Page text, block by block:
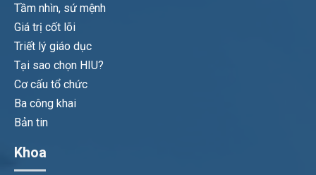
Tầm nhìn, sứ mệnh
Giá trị cốt lõi
Triết lý giáo dục
Tại sao chọn HIU?
Cơ cấu tổ chức
Ba công khai
Bản tin
Khoa